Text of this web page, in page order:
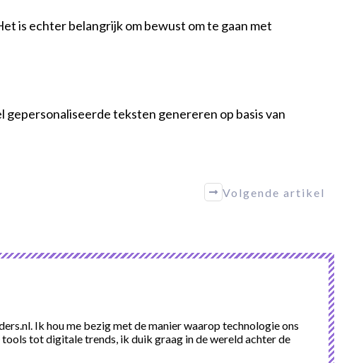
is echter belangrijk om bewust om te gaan met
teksten genereren op basis van
Volgende artikel
Ik hou me bezig met de manier waarop technologie ons
tot digitale trends, ik duik graag in de wereld achter de